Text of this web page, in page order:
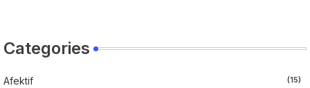
Categories
Afektif (15)